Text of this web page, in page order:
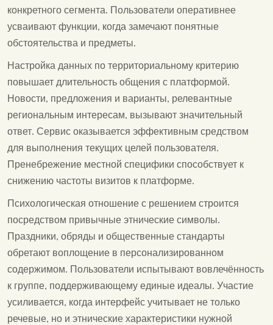
конкретного сегмента. Пользователи оперативнее
усваивают функции, когда замечают понятные
обстоятельства и предметы.
Настройка данных по территориальному критерию
повышает длительность общения с платформой.
Новости, предложения и варианты, релевантные
региональным интересам, вызывают значительный
ответ. Сервис оказывается эффективным средством
для выполнения текущих целей пользователя.
Пренебрежение местной специфики способствует к
снижению частоты визитов к платформе.
Психологическая отношение с решением строится
посредством привычные этнические символы.
Праздники, обряды и общественные стандарты
обретают воплощение в персонализированном
содержимом. Пользователи испытывают вовлечённость
к группе, поддерживающему единые идеалы. Участие
усиливается, когда интерфейс учитывает не только
речевые, но и этнические характеристики нужной